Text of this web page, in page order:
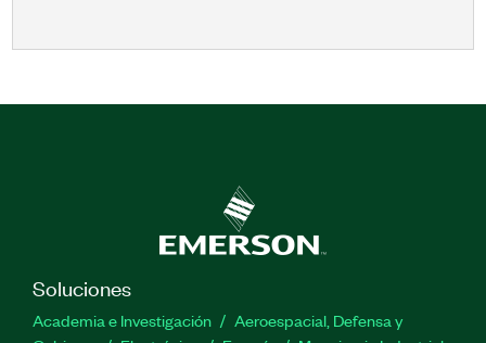
Soluciones
Academia e Investigación
Aeroespacial, Defensa y